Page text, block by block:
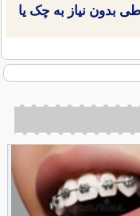
بدون نیاز به چک یا